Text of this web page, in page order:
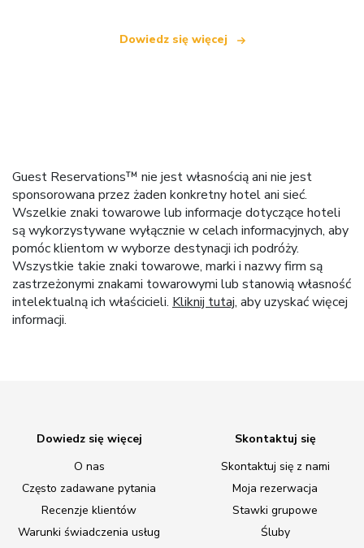
Dowiedz się więcej
Guest Reservations™ nie jest własnością ani nie jest
sponsorowana przez żaden konkretny hotel ani sieć.
Wszelkie znaki towarowe lub informacje dotyczące hoteli
są wykorzystywane wyłącznie w celach informacyjnych, aby
pomóc klientom w wyborze destynacji ich podróży.
Wszystkie takie znaki towarowe, marki i nazwy firm są
zastrzeżonymi znakami towarowymi lub stanowią własność
intelektualną ich właścicieli. Kliknij tutaj, aby uzyskać więcej
informacji.
Dowiedz się więcej
O nas
Często zadawane pytania
Recenzje klientów
Warunki świadczenia usług
Skontaktuj się
Skontaktuj się z nami
Moja rezerwacja
Stawki grupowe
Śluby